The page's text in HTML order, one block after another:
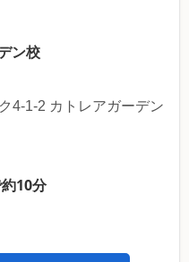
ン校
4-1-2 カトレアガーデン
10分